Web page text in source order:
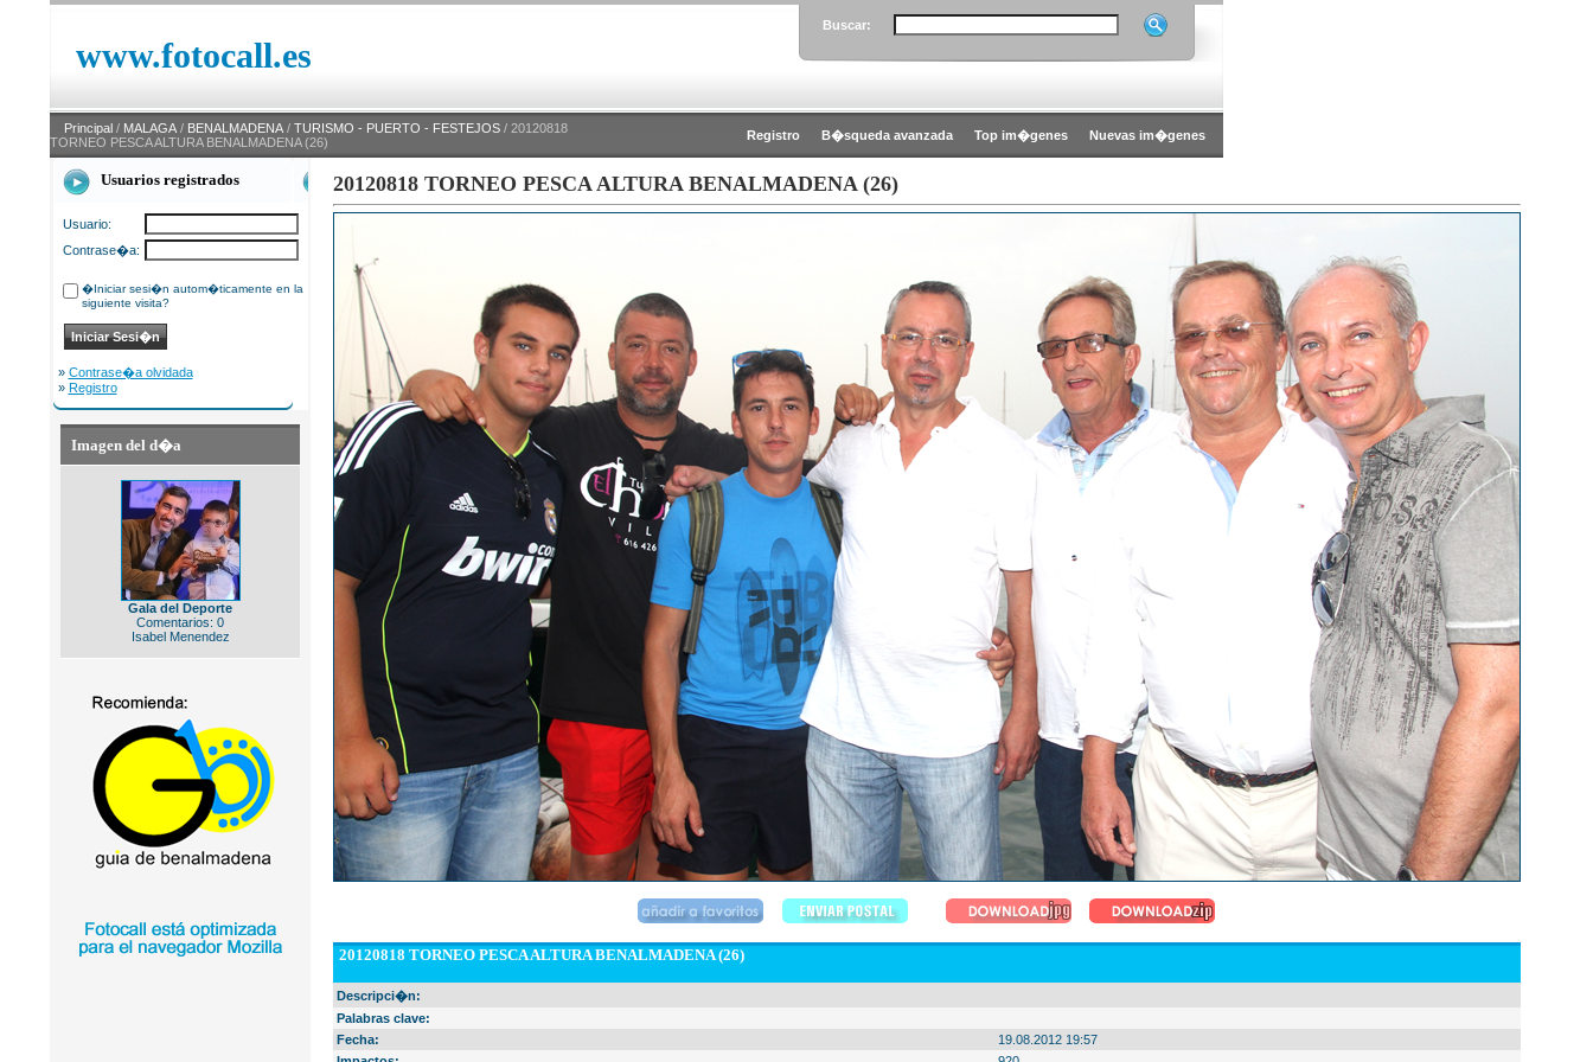
www.fotocall.es
Buscar:
Principal / MALAGA / BENALMADENA / TURISMO - PUERTO - FESTEJOS / 20120818
TORNEO PESCA ALTURA BENALMADENA (26)
Registro B�squeda avanzada Top im�genes Nuevas im�genes
Usuarios registrados
Usuario:
Contrase�a:
�Iniciar sesi�n autom�ticamente en la
siguiente visita?
» Contrase�a olvidada
» Registro
Imagen del d�a
Gala del Deporte
Comentarios: 0
Isabel Menendez
20120818 TORNEO PESCA ALTURA BENALMADENA (26)
20120818 TORNEO PESCA ALTURA BENALMADENA (26)
Descripci�n:
Palabras clave:
Fecha:
19.08.2012 19:57